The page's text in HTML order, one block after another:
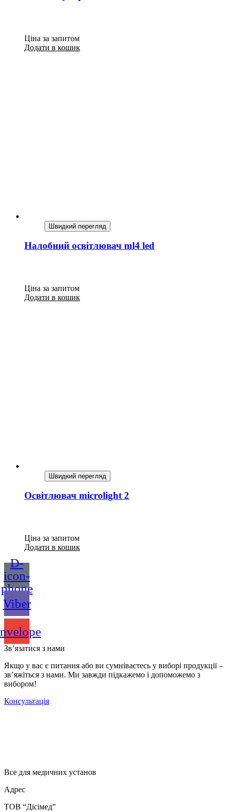
Ціна за запитом
Додати в кошик
Швидкий перегляд
Налобний освітлювач ml4 led
Ціна за запитом
Додати в кошик
Швидкий перегляд
Освітлювач microlight 2
Ціна за запитом
Додати в кошик
D-
icon-
phone
Viber
Зв’язатися з нами
Якщо у вас є питання або ви сумніваєтесь у виборі продукції –
зв’яжіться з нами. Ми завжди підкажемо і допоможемо з
вибором!
Консультація
Все для медичних установ
Адрес
ТОВ “Дісімед”